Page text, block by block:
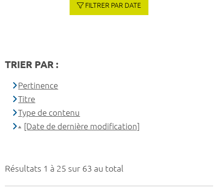
Résultats 1 à 25 sur 63 au total
FILTRER PAR DATE
TRIER PAR :
Pertinence
Titre
Type de contenu
[Date de dernière modification]